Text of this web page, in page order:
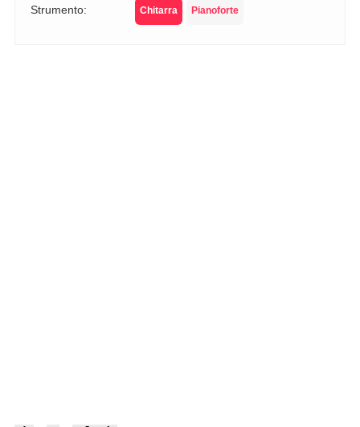
Strumento: Chitarra Pianoforte